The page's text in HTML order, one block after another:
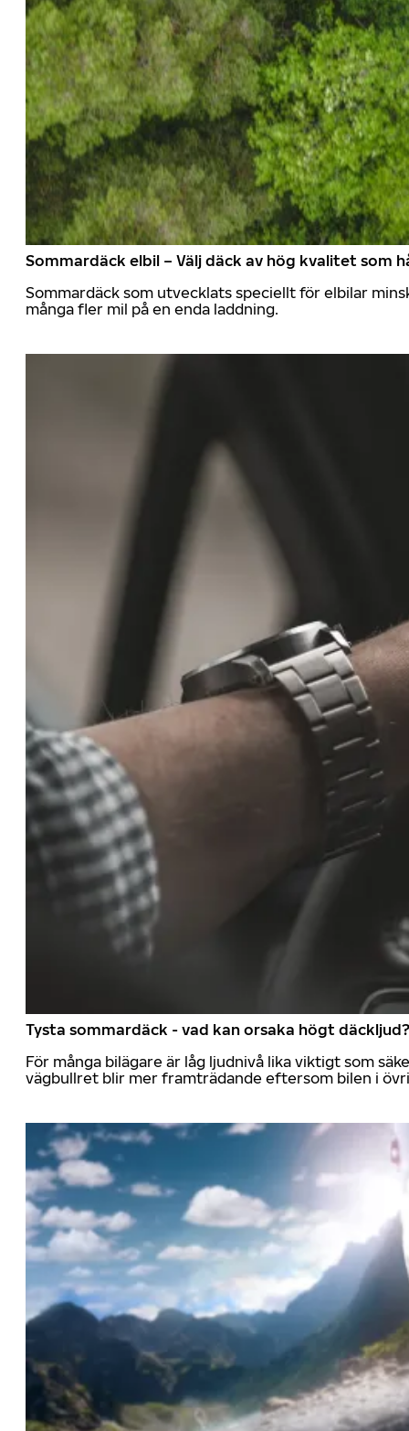
Sommardäck elbil – Välj däck av hög kvalitet som
Sommardäck som utvecklats speciellt för elbilar
många fler mil på en enda laddning.
Tysta sommardäck - vad kan orsaka högt däckljud?
För många bilägare är låg ljudnivå lika viktigt som
vägbullret blir mer framträdande eftersom bilen i